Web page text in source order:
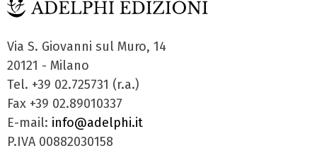
Via S. Giovanni sul Muro, 14
20121 - Milano
Tel. +39 02.725731 (r.a.)
Fax +39 02.89010337
E-mail: info@adelphi.it
P.IVA 00882030158